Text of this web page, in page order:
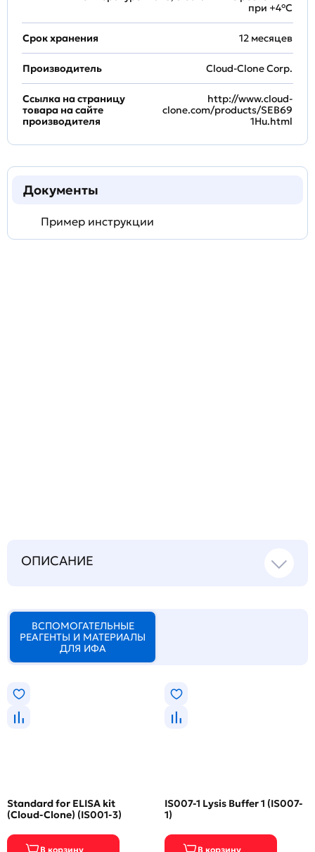
при +4°С
Срок хранения 12 месяцев
Производитель Cloud-Clone Corp.
Ссылка на страницу
товара на сайте
производителя
http://www.cloud-
clone.com/products/SEB69
1Hu.html
Документы
Пример инструкции
ОПИСАНИЕ
ВСПОМОГАТЕЛЬНЫЕ
РЕАГЕНТЫ И МАТЕРИАЛЫ
ДЛЯ ИФА
Standard for ELISA kit
(Cloud-Clone) (IS001-3)
IS007-1 Lysis Buffer 1 (IS007-
1)